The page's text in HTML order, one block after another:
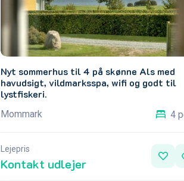
Nyt sommerhus til 4 på skønne Als med
havudsigt, vildmarksspa, wifi og godt til
lystfiskeri.
Mommark 4
Lejepris
Kontakt udlejer